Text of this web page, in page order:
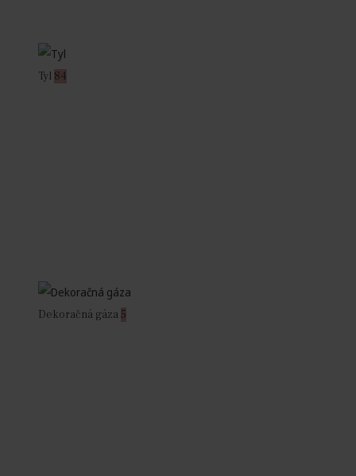
Tyl 84
Dekoračná gáza 5